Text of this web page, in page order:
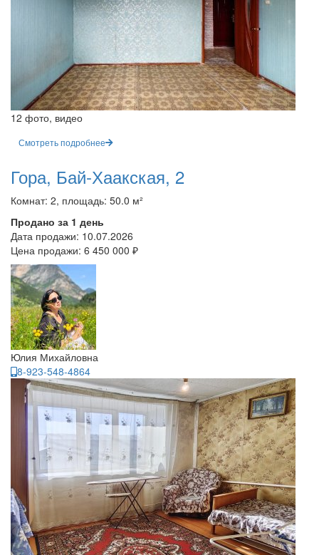
12 фото, видео
Смотреть подробнее
Гора, Бай-Хаакская, 2
Комнат: 2, площадь: 50.0 м²
Продано за 1 день
Дата продажи: 10.07.2026
Цена продажи: 6 450 000 ₽
Юлия Михайловна
8-923-548-4864